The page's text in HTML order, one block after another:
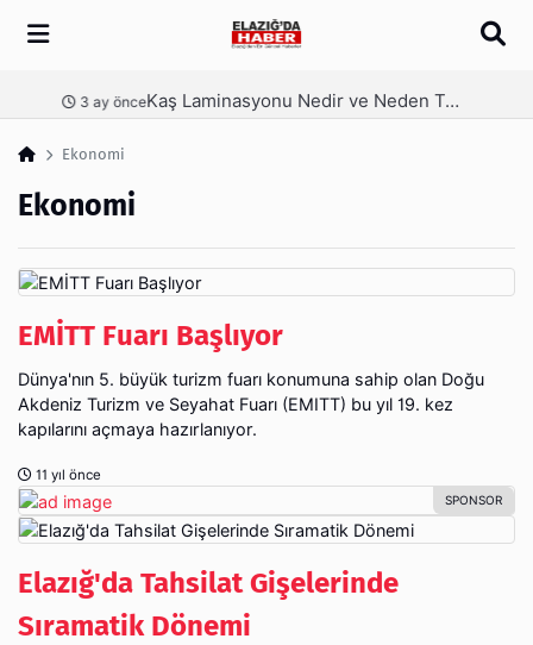
Arama
Kaş Laminasyonu Nedir ve Neden Tercih Edilir? 4 ay önce
Ekonomi
Ekonomi
EMİTT Fuarı Başlıyor
Dünya'nın 5. büyük turizm fuarı konumuna sahip olan Doğu
Akdeniz Turizm ve Seyahat Fuarı (EMITT) bu yıl 19. kez
kapılarını açmaya hazırlanıyor.
11 yıl önce
Elazığ'da Tahsilat Gişelerinde
Sıramatik Dönemi